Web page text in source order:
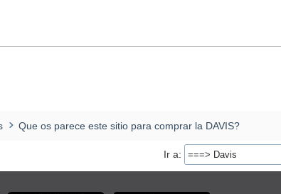
Que os parece este sitio para comprar la DAVIS?
Ir a